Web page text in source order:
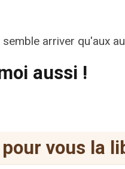
arriver qu'aux
aussi !
vous la